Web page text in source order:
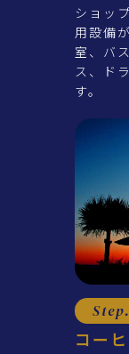
ショッ
用設備
室、バ
ス、ド
す。
コー